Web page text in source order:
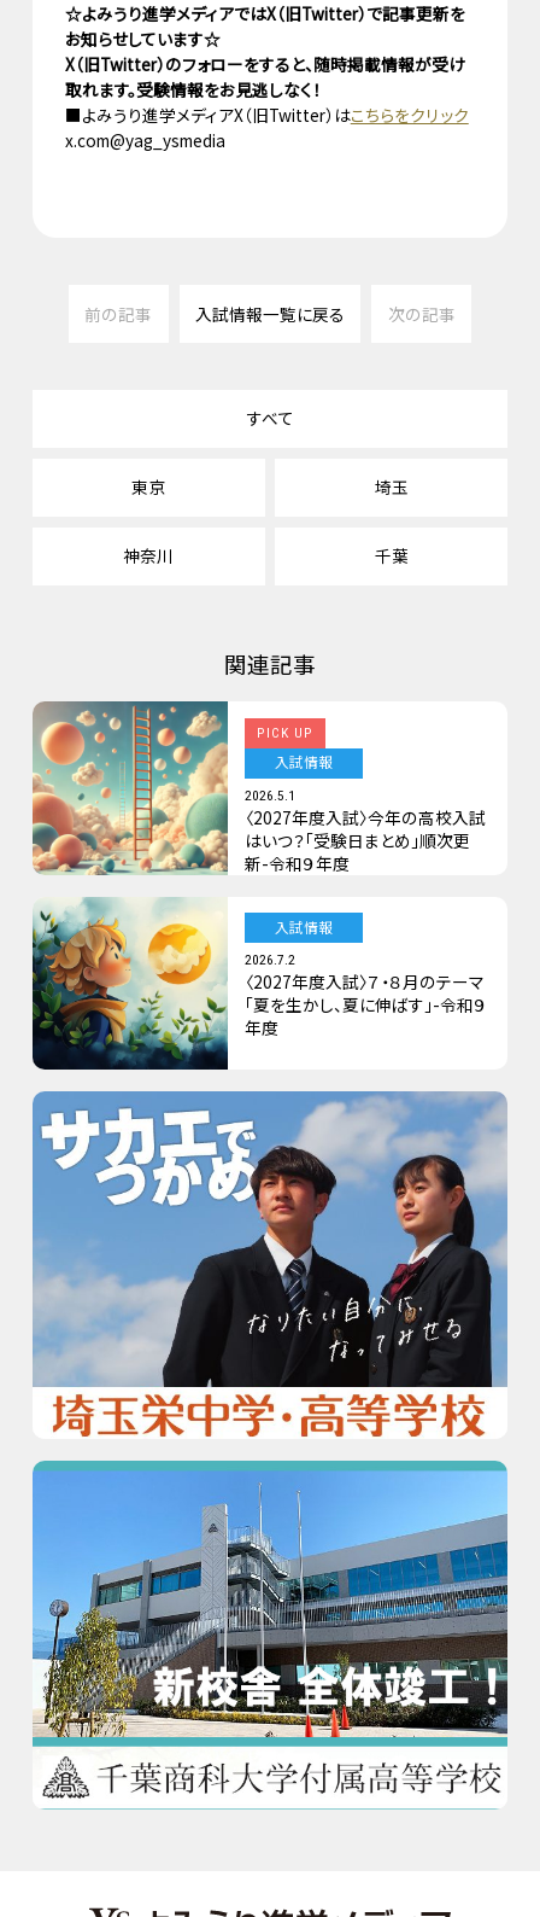
☆よみうり進学メディアではX（旧Twitter）で記事更新を
お知らせしています☆
X（旧Twitter）のフォローをすると、随時掲載情報が受け
取れます。受験情報をお見逃しなく！
■よみうり進学メディアX（旧Twitter）はこちらをクリック
x.com@yag_ysmedia
前の記事 入試情報一覧に戻る 次の記事
すべて
東京 埼玉
神奈川 千葉
関連記事
PICK UP
入試情報
2026.5.1
〈2027年度入試〉今年の高校入試
はいつ？「受験日まとめ」順次更
新-令和９年度
入試情報
2026.7.2
〈2027年度入試〉７・８月のテーマ
「夏を生かし、夏に伸ばす」-令和９
年度